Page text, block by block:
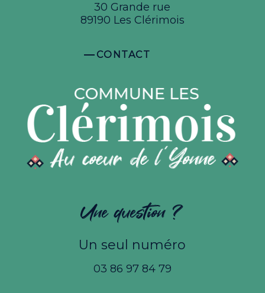
30 Grande rue
89190 Les Clérimois
CONTACT
Une question ?
Un seul numéro
03 86 97 84 79